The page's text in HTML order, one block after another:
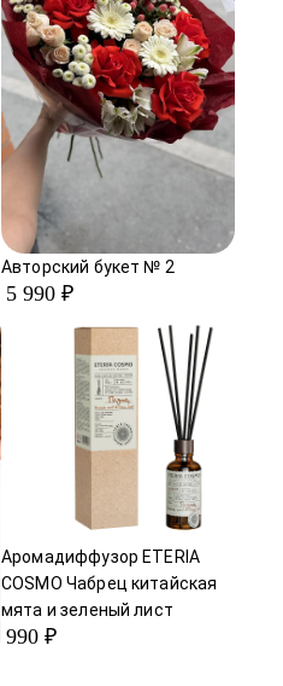
Авторский букет № 2
5 990 ₽
Аромадиффузор ETERIA
COSMO Чабрец китайская
мята и зеленый лист
990 ₽